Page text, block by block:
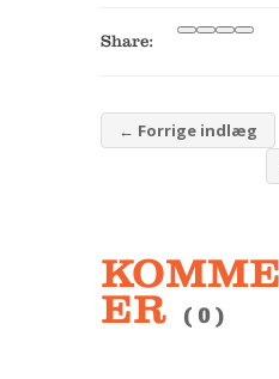
Share:
← Forrige indlæg
ER ( 0 )